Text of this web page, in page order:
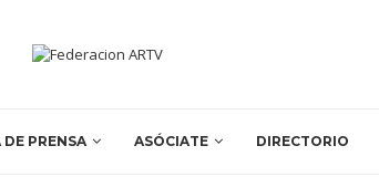
DE PRENSA ASÓCIATE DIRECTORIO